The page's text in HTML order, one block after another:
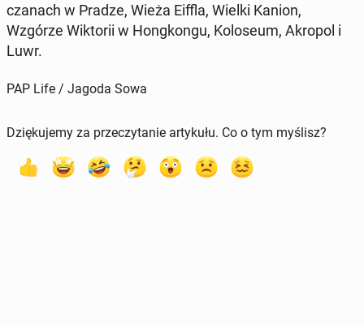
cza­nach w Pradze, Wieża Eiffla, Wielki Kanion,
Wzgórze Wik­to­rii w Hong­kon­gu, Ko­lo­seum, Akropol i
Luwr.
PAP Life / Jagoda Sowa
Dziękujemy za przeczytanie artykułu. Co o tym myślisz?